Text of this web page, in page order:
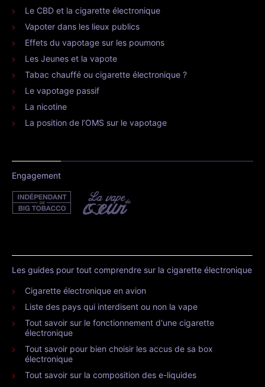
Le CBD et la cigarette électronique
Vapoter dans les lieux publics
Effets du vapotage sur les poumons
Les Jeunes et la vapote
Tabac chauffé ou cigarette électronique ?
Le vapotage passif
La nicotine
La position de l’OMS sur le vapotage
Engagement
Les guides pour tout comprendre sur la cigarette électronique
Cigarette électronique en avion
Liste des pays qui interdisent ou non la vape
Tout savoir sur le fonctionnement d'une cigarette
électronique
Tout savoir pour bien choisir les accus de sa box
électronique
Tout savoir sur la composition des e-liquides